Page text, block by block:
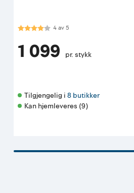
Karakter:4.0 av 5 mulige
4av5
1 099 pr. stykk
Tilgjengelig i 8 butikker
Kan hjemleveres (9)